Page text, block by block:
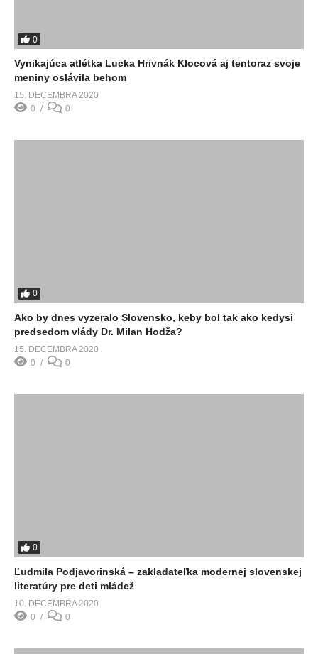
0
Vynikajúca atlétka Lucka Hrivnák Klocová aj tentoraz svoje
meniny oslávila behom
15. DECEMBRA 2020
0
0
0
Ako by dnes vyzeralo Slovensko, keby bol tak ako kedysi
predsedom vlády Dr. Milan Hodža?
15. DECEMBRA 2020
0
0
0
Ľudmila Podjavorinská – zakladateľka modernej slovenskej
literatúry pre deti mládež
10. DECEMBRA 2020
0
0